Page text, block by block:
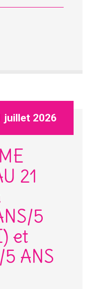
juillet 2026
21
5
et
ANS